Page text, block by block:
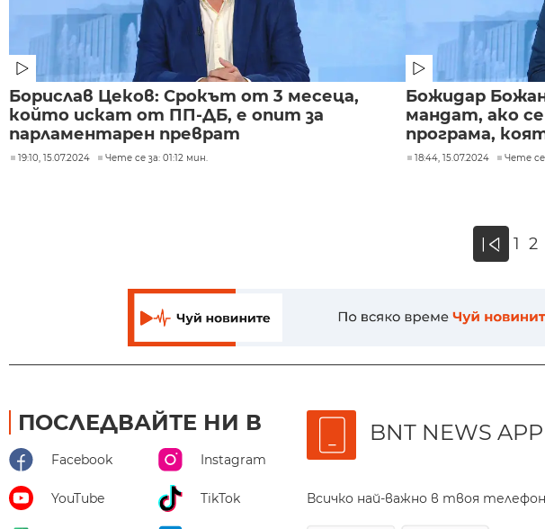
Борислав Цеков: Срокът от 3 месеца,
който искат от ПП-ДБ, е опит за
парламентарен преврат
19:10, 15.07.2024 Чете се за: 01:12 мин.
Божидар
мандат, ако
програма,
18:44, 15.07.2024 Чете се
« 1 2
ПОСЛЕДВАЙТЕ НИ В
Facebook Instagram
YouTube TikTok
BNT NEWS APP
Всичко най-важно в твоя телефон